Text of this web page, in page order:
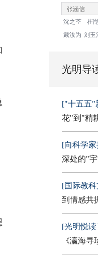
沈之荃 崔
戴汝为 刘玉
光明导
["十五五"
花"到"精
[向科学
深处的"
[国际教
到情感共
[光明悦
《瀛海寻